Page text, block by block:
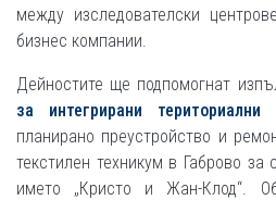
между изследователски
бизнес компании.
Дейностите ще подпомогнат
за интегрирани териториални
планирано преустройство и
текстилен техникум в Габрово
името „Кристо и Жан-Клод“.